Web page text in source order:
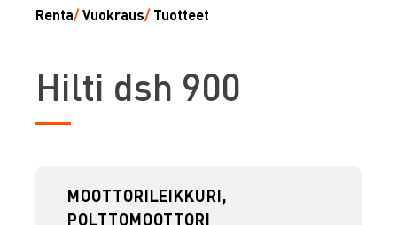
Renta/Vuokraus/ Tuotteet
Hilti dsh 900
MOOTTORILEIKKURI,
POLTTOMOOTTORI